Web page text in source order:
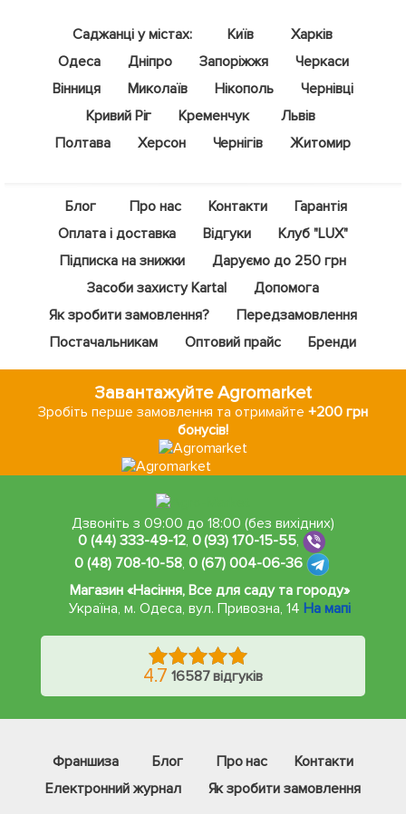
Саджанці у містах: Київ
Харків
Одеса
Дніпро Запоріжжя
Черкаси
Вінниця
Миколаїв Нікополь
Чернівці
Кривий Ріг
Кременчук
Львів
Полтава
Херсон Чернігів Житомир
Блог Про нас Контакти
Гарантія
Оплата і доставка
Відгуки
Клуб "LUX"
Підписка на знижки
Даруємо до 250 грн
Засоби захисту Kartal
Допомога
Як зробити замовлення?
Передзамовлення
Постачальникам
Оптовий прайс Бренди
Завантажуйте Agromarket
Зробіть перше замовлення та отримайте+200 грн
бонусів!
Дзвоніть з 09:00 до 18:00 (без вихідних)
0 (44) 333-49-12, 0 (93) 170-15-55,
0 (48) 708-10-58, 0 (67) 004-06-36
Магазин «Насіння, Все для саду та городу»
Україна, м. Одеса,вул. Привозна, 14 На мапі
4.7 16587 відгуків
Франшиза Блог Про нас
Контакти
Електронний журнал
Як зробити замовлення